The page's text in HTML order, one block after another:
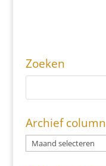
Zoeken
Archief column